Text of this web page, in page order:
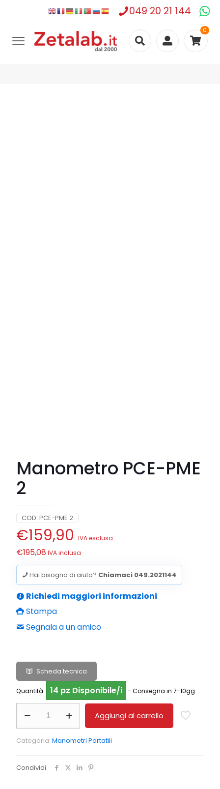
049 20 21 144
0
Manometro PCE-PME
2
COD: PCE-PME 2
€159,90 IVA esclusa
€195,08 IVA inclusa
Hai bisogno di aiuto? Chiamaci 049.2021144
Richiedi maggiori informazioni
Stampa
Segnala a un amico
Scheda tecnica
Quantità: 14 pz Disponibile/i - Consegna in 7-10gg
PCE-
PME
quantità
Aggiungi al carrello
Categoria: Manometri Portatili
Condividi